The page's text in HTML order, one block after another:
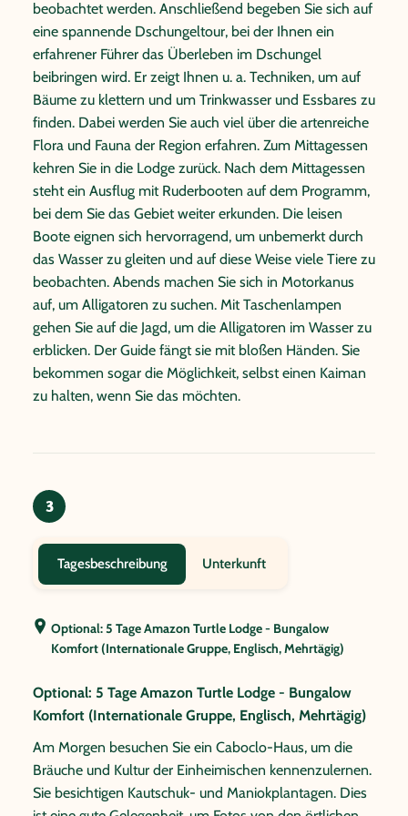
Abendessen erreichen Sie wieder Ihre Lodge, in deren
Restaurant Ihnen ein leckeres Abendessen serviert wird.
Hinweis: Das Amazonasgebiet kann das ganze Jahr über
bereist werden. Bitte beachten Sie, dass sich die Reihenfolge
der Ausflüge bei allen Lodges kurzfristig wetterbedingt
ändern kann. Von Oktober bis Dezember kann außerdem
der Wasserstand im Amazonasgebiet so niedrig sein, dass
die kleineren Seitenarme der Flüsse nicht befahren werden
können. Es werden dann alternative Ausflüge wie z. B.
Wanderungen gemacht.
beobachtet werden. Anschließend begeben Sie sich auf
eine spannende Dschungeltour, bei der Ihnen ein
erfahrener Führer das Überleben im Dschungel
beibringen wird. Er zeigt Ihnen u. a. Techniken, um auf
Bäume zu klettern und um Trinkwasser und Essbares zu
finden. Dabei werden Sie auch viel über die artenreiche
Flora und Fauna der Region erfahren. Zum Mittagessen
kehren Sie in die Lodge zurück. Nach dem Mittagessen
steht ein Ausflug mit Ruderbooten auf dem Programm,
bei dem Sie das Gebiet weiter erkunden. Die leisen
Boote eignen sich hervorragend, um unbemerkt durch
das Wasser zu gleiten und auf diese Weise viele Tiere zu
beobachten. Abends machen Sie sich in Motorkanus
auf, um Alligatoren zu suchen. Mit Taschenlampen
gehen Sie auf die Jagd, um die Alligatoren im Wasser zu
erblicken. Der Guide fängt sie mit bloßen Händen. Sie
bekommen sogar die Möglichkeit, selbst einen Kaiman
zu halten, wenn Sie das möchten.
3
Tagesbeschreibung Unterkunft
Optional: 5 Tage Amazon Turtle Lodge - Bungalow
Komfort (Internationale Gruppe, Englisch, Mehrtägig)
Optional: 5 Tage Amazon Turtle Lodge - Bungalow
Komfort (Internationale Gruppe, Englisch, Mehrtägig)
Am Morgen besuchen Sie ein Caboclo-Haus, um die
Bräuche und Kultur der Einheimischen kennenzulernen.
Sie besichtigen Kautschuk- und Maniokplantagen. Dies